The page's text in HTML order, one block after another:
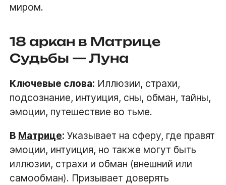
миром.
18 аркан в Матрице
Судьбы — Луна
Ключевые слова: Иллюзии, страхи,
подсознание, интуиция, сны, обман, тайны,
эмоции, путешествие во тьме.
В Матрице: Указывает на сферу, где правят
эмоции, интуиция, но также могут быть
иллюзии, страхи и обман (внешний или
самообман). Призывает доверять